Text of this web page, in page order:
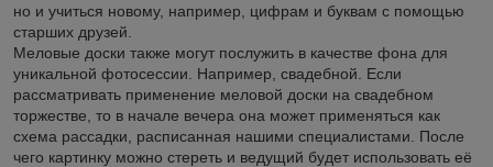
но и учиться новому, например, цифрам и буквам с помощью
старших друзей.
Меловые доски также могут послужить в качестве фона для
уникальной фотосессии. Например, свадебной. Если
рассматривать применение меловой доски на свадебном
торжестве, то в начале вечера она может применяться как
схема рассадки, расписанная нашими специалистами. После
чего картинку можно стереть и ведущий будет использовать её